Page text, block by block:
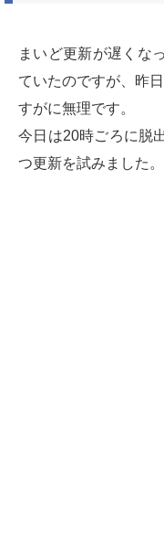
まいど更新が遅くな
ていたのですが、昨
すがに無理です。
今日は20時ごろに脱
つ更新を試みました。